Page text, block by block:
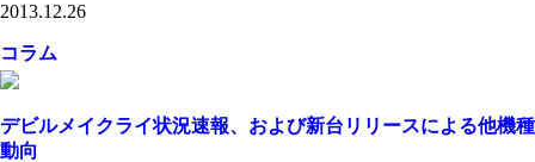
2013.12.26
コラム
デビルメイクライ状況速報、および新台リリースによる他機種
動向